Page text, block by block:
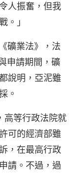
人振奮，但我
。」
礦業法》，法
申請期間，礦
說明，亞泥雖
。
高等行政法院就
可的經濟部雖
，在最高行政
請。不過，過